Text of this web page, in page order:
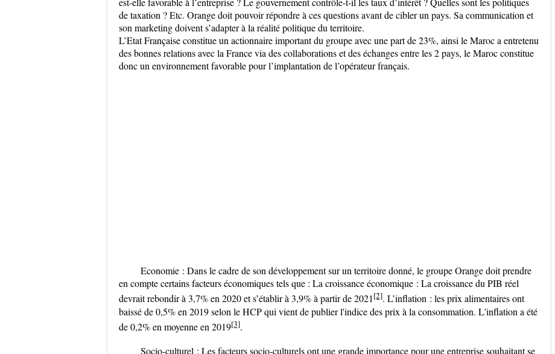
de taxation ? Etc. Orange doit pouvoir répondre à ces questions avant de cibler un pays. Sa communication et
son marketing doivent s’adapter à la réalité politique du territoire.
L’Etat Française constitue un actionnaire important du groupe avec une part de 23%, ainsi le Maroc a entretenu
des bonnes relations avec la France via des collaborations et des échanges entre les 2 pays, le Maroc constitue
donc un environnement favorable pour l’implantation de l’opérateur français.
Economie : Dans le cadre de son développement sur un territoire donné, le groupe Orange doit prendre
en compte certains facteurs économiques tels que : La croissance économique : La croissance du PIB réel
devrait rebondir à 3,7% en 2020 et s’établir à 3,9% à partir de 2021[2]. L’inflation : les prix alimentaires ont
baissé de 0,5% en 2019 selon le HCP qui vient de publier l'indice des prix à la consommation. L'inflation a été
de 0,2% en moyenne en 2019[3].
Socio-culturel : Les facteurs socio-culturels ont une grande importance pour une entreprise souhaitant se